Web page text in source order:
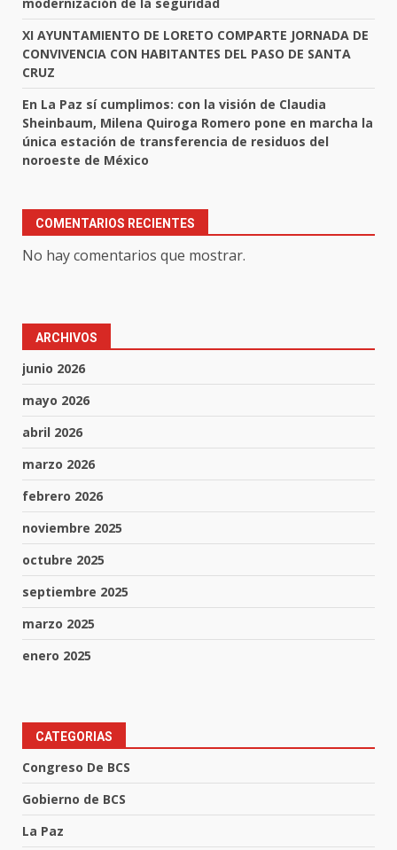
modernización de la seguridad
XI AYUNTAMIENTO DE LORETO COMPARTE JORNADA DE
CONVIVENCIA CON HABITANTES DEL PASO DE SANTA
CRUZ
En La Paz sí cumplimos: con la visión de Claudia
Sheinbaum, Milena Quiroga Romero pone en marcha la
única estación de transferencia de residuos del
noroeste de México
COMENTARIOS RECIENTES
No hay comentarios que mostrar.
ARCHIVOS
junio 2026
mayo 2026
abril 2026
marzo 2026
febrero 2026
noviembre 2025
octubre 2025
septiembre 2025
marzo 2025
enero 2025
CATEGORIAS
Congreso De BCS
Gobierno de BCS
La Paz